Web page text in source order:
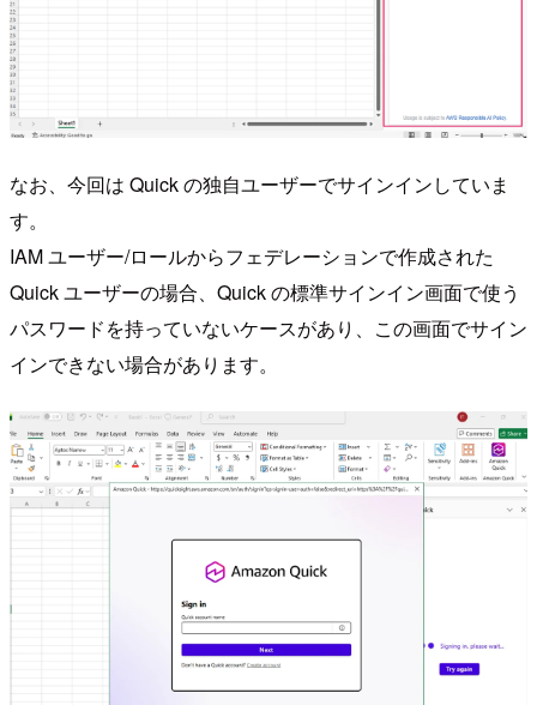
なお、今回は Quick の独自ユーザーでサインインしていま
す。
IAM ユーザー/ロールからフェデレーションで作成された
Quick ユーザーの場合、Quick の標準サインイン画面で使う
パスワードを持っていないケースがあり、この画面でサイン
インできない場合があります。